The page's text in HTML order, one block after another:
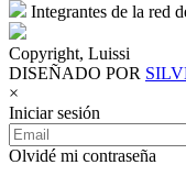
Integrantes de la red
Copyright, Luissi
DISEÑADO POR
×
Iniciar sesión
Olvidé mi contraseña